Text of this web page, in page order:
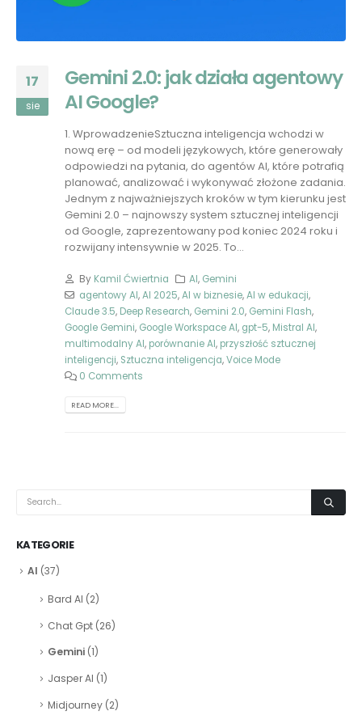
17
sie
Gemini 2.0: jak działa agentowy
AI Google?
1. WprowadzenieSztuczna inteligencja wchodzi w
nową erę – od modeli językowych, które generowały
odpowiedzi na pytania, do agentów AI, które potrafią
planować, analizować i wykonywać złożone zadania.
Jednym z najważniejszych kroków w tym kierunku jest
Gemini 2.0 – najnowszy system sztucznej inteligencji
od Google, zaprezentowany pod koniec 2024 roku i
rozwijany intensywnie w 2025. To...
By Kamil Ćwiertnia AI, Gemini
agentowy AI,AI 2025,AI w biznesie,AI w edukacji,
Claude 3.5, Deep Research, Gemini 2.0, Gemini Flash,
Google Gemini, Google Workspace AI, gpt-5, Mistral AI,
multimodalny AI, porównanie AI, przyszłość sztucznej
inteligencji, Sztuczna inteligencja,Voice Mode
0 Comments
READ MORE...
KATEGORIE
AI (37)
Bard AI (2)
Chat Gpt (26)
Gemini (1)
Jasper AI (1)
Midjourney (2)